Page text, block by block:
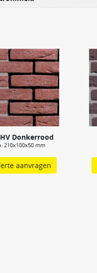
Donkerrood
210x100x50 mm
aanvragen